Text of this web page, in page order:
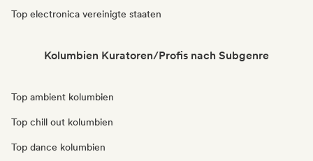
Top electronica vereinigte staaten
Kolumbien Kuratoren/Profis nach Subgenre
Top ambient kolumbien
Top chill out kolumbien
Top dance kolumbien